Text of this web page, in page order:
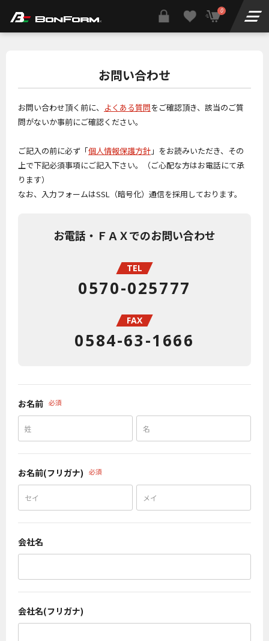
0
お問い合わせ
お問い合わせ頂く前に、 よくある質問をご確認頂き、該当のご質
問がないか事前にご確認ください。
ご記入の前に必ず「個人情報保護方針 」をお読みいただき、その
上で下記必須事項にご記入下さい。（ご心配な方はお電話にて承
ります）
なお、入力フォームはSSL（暗号化）通信を採用しております。
お電話・ＦＡＸでのお問い合わせ
TEL
0570-025777
FAX
0584-63-1666
お名前 必須
お名前(フリガナ) 必須
会社名
会社名(フリガナ)